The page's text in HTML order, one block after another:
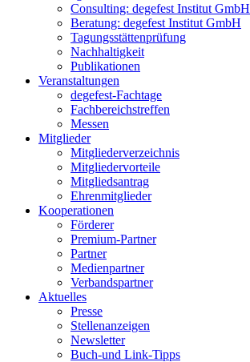
Consulting: degefest Institut GmbH
Beratung: degefest Institut GmbH
Tagungsstättenprüfung
Nachhaltigkeit
Publikationen
Veranstaltungen
degefest-Fachtage
Fachbereichstreffen
Messen
Mitglieder
Mitgliederverzeichnis
Mitgliedervorteile
Mitgliedsantrag
Ehrenmitglieder
Kooperationen
Förderer
Premium-Partner
Partner
Medienpartner
Verbandspartner
Aktuelles
Presse
Stellenanzeigen
Newsletter
Buch-und Link-Tipps